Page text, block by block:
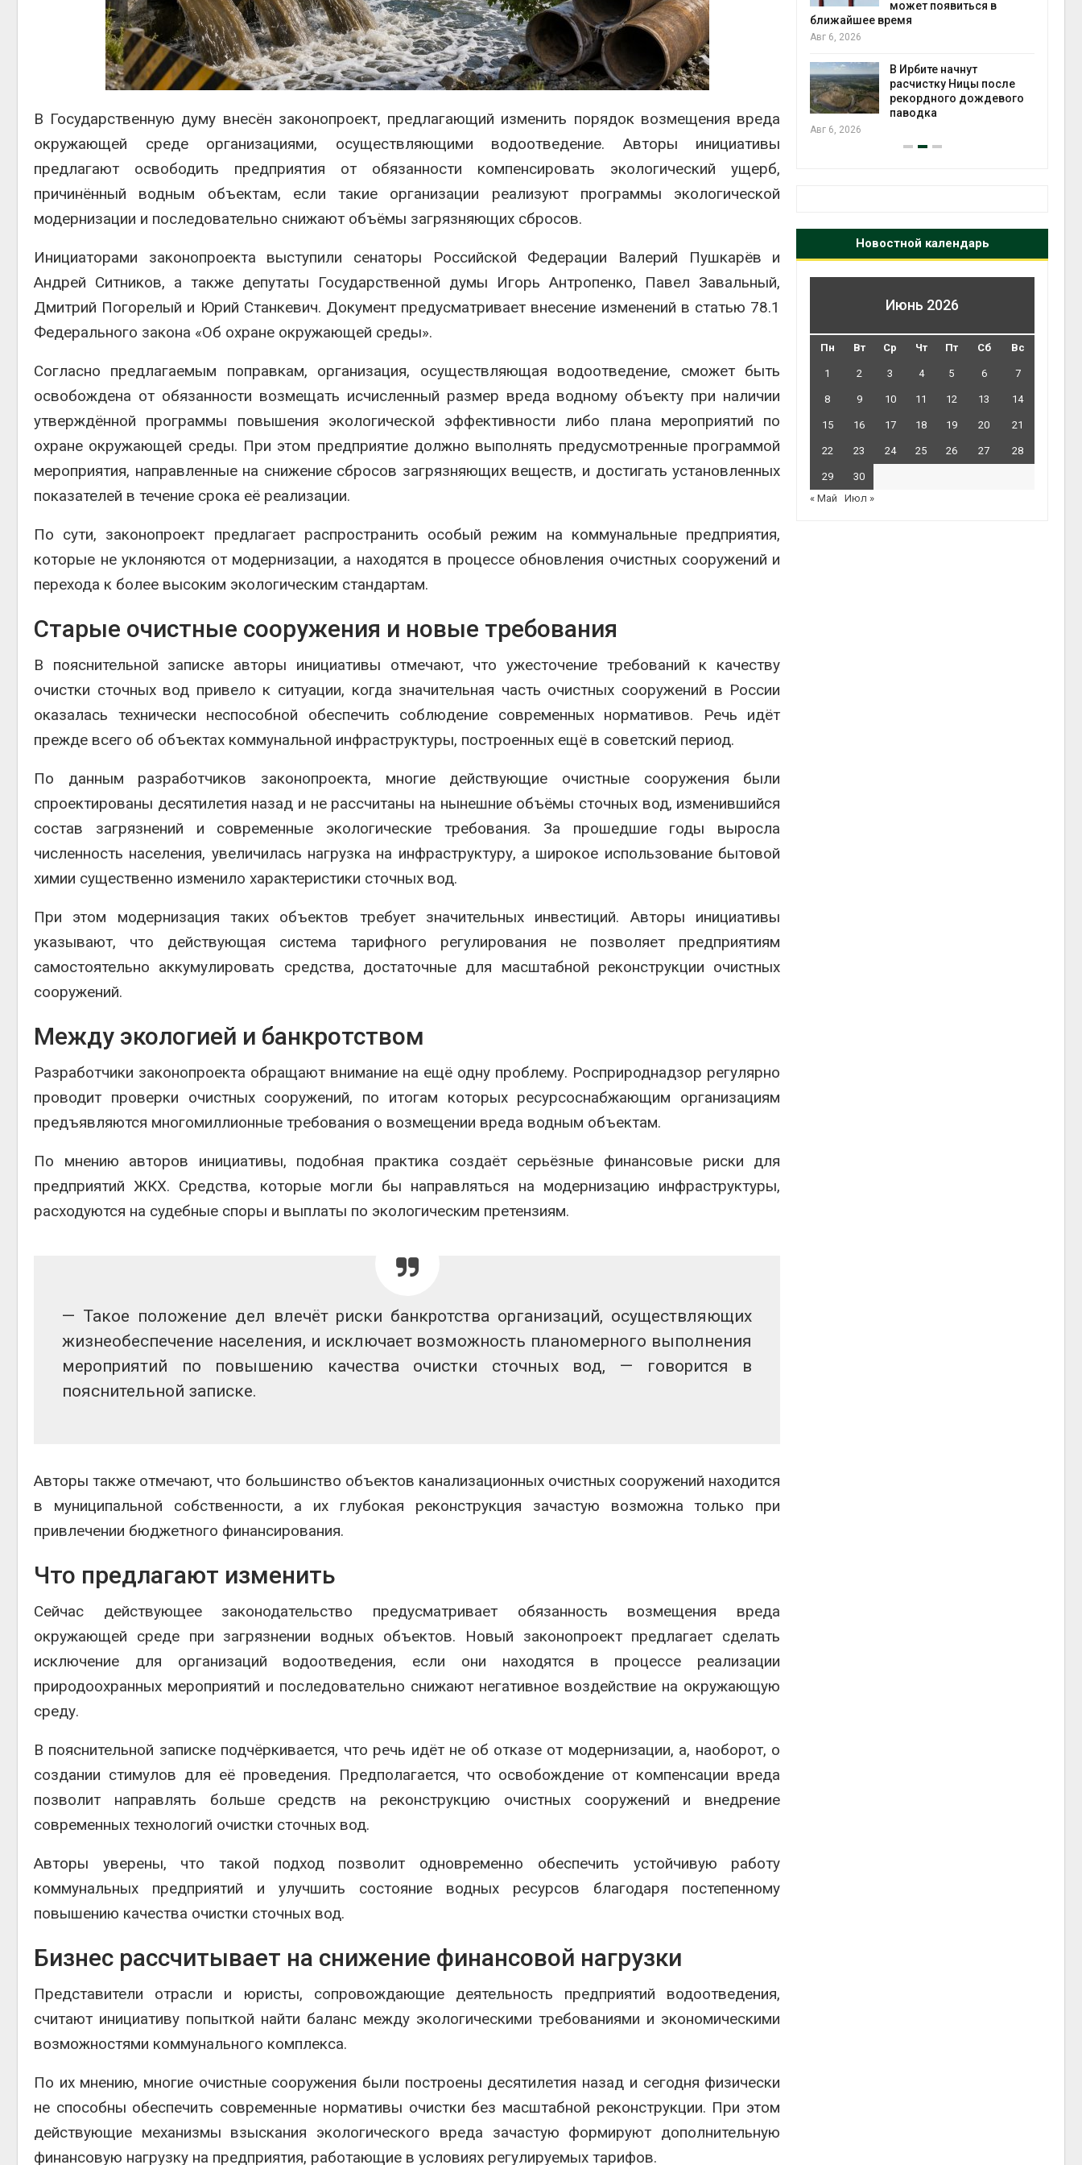
В Государственную думу внесён законопроект, предлагающий изменить порядок возмещения вреда
окружающей среде организациями, осуществляющими водоотведение. Авторы инициативы
предлагают освободить предприятия от обязанности компенсировать экологический ущерб,
причинённый водным объектам, если такие организации реализуют программы экологической
модернизации и последовательно снижают объёмы загрязняющих сбросов.
Инициаторами законопроекта выступили сенаторы Российской Федерации Валерий Пушкарёв и
Андрей Ситников, а также депутаты Государственной думы Игорь Антропенко, Павел Завальный,
Дмитрий Погорелый и Юрий Станкевич. Документ предусматривает внесение изменений в статью 78.1
Федерального закона «Об охране окружающей среды».
Согласно предлагаемым поправкам, организация, осуществляющая водоотведение, сможет быть
освобождена от обязанности возмещать исчисленный размер вреда водному объекту при наличии
утверждённой программы повышения экологической эффективности либо плана мероприятий по
охране окружающей среды. При этом предприятие должно выполнять предусмотренные программой
мероприятия, направленные на снижение сбросов загрязняющих веществ, и достигать установленных
показателей в течение срока её реализации.
По сути, законопроект предлагает распространить особый режим на коммунальные предприятия,
которые не уклоняются от модернизации, а находятся в процессе обновления очистных сооружений и
перехода к более высоким экологическим стандартам.
Старые очистные сооружения и новые требования
В пояснительной записке авторы инициативы отмечают, что ужесточение требований к качеству
очистки сточных вод привело к ситуации, когда значительная часть очистных сооружений в России
оказалась технически неспособной обеспечить соблюдение современных нормативов. Речь идёт
прежде всего об объектах коммунальной инфраструктуры, построенных ещё в советский период.
По данным разработчиков законопроекта, многие действующие очистные сооружения были
спроектированы десятилетия назад и не рассчитаны на нынешние объёмы сточных вод, изменившийся
состав загрязнений и современные экологические требования. За прошедшие годы выросла
численность населения, увеличилась нагрузка на инфраструктуру, а широкое использование бытовой
химии существенно изменило характеристики сточных вод.
При этом модернизация таких объектов требует значительных инвестиций. Авторы инициативы
указывают, что действующая система тарифного регулирования не позволяет предприятиям
самостоятельно аккумулировать средства, достаточные для масштабной реконструкции очистных
сооружений.
Между экологией и банкротством
Разработчики законопроекта обращают внимание на ещё одну проблему. Росприроднадзор регулярно
проводит проверки очистных сооружений, по итогам которых ресурсоснабжающим организациям
предъявляются многомиллионные требования о возмещении вреда водным объектам.
По мнению авторов инициативы, подобная практика создаёт серьёзные финансовые риски для
предприятий ЖКХ. Средства, которые могли бы направляться на модернизацию инфраструктуры,
расходуются на судебные споры и выплаты по экологическим претензиям.
— Такое положение дел влечёт риски банкротства организаций, осуществляющих
жизнеобеспечение населения, и исключает возможность планомерного выполнения
мероприятий по повышению качества очистки сточных вод, — говорится в
пояснительной записке.
Авторы также отмечают, что большинство объектов канализационных очистных сооружений находится
в муниципальной собственности, а их глубокая реконструкция зачастую возможна только при
привлечении бюджетного финансирования.
Что предлагают изменить
Сейчас действующее законодательство предусматривает обязанность возмещения вреда
окружающей среде при загрязнении водных объектов. Новый законопроект предлагает сделать
исключение для организаций водоотведения, если они находятся в процессе реализации
природоохранных мероприятий и последовательно снижают негативное воздействие на окружающую
среду.
В пояснительной записке подчёркивается, что речь идёт не об отказе от модернизации, а, наоборот, о
создании стимулов для её проведения. Предполагается, что освобождение от компенсации вреда
позволит направлять больше средств на реконструкцию очистных сооружений и внедрение
современных технологий очистки сточных вод.
Авторы уверены, что такой подход позволит одновременно обеспечить устойчивую работу
коммунальных предприятий и улучшить состояние водных ресурсов благодаря постепенному
повышению качества очистки сточных вод.
Бизнес рассчитывает на снижение финансовой нагрузки
Представители отрасли и юристы, сопровождающие деятельность предприятий водоотведения,
считают инициативу попыткой найти баланс между экологическими требованиями и экономическими
возможностями коммунального комплекса.
По их мнению, многие очистные сооружения были построены десятилетия назад и сегодня физически
не способны обеспечить современные нормативы очистки без масштабной реконструкции. При этом
действующие механизмы взыскания экологического вреда зачастую формируют дополнительную
финансовую нагрузку на предприятия, работающие в условиях регулируемых тарифов.
Авг 5, 2026
Суд запретил
использовать
крокодилов для охраны
израильской тюрьмы
сентябре
Авг 6, 2026
Европа теряет всё
больше лесной
биомассы из-за засух,
Авг 6, 2026
может появиться в
ближайшее время
Авг 6, 2026
В Ирбите начнут
расчистку Ницы после
рекордного дождевого
паводка
Авг 6, 2026
Новостной календарь
Июнь 2026
Пн Вт Ср Чт Пт Сб Вс
1 2 3 4 5 6 7
8 9 10 11 12 13 14
15 16 17 18 19 20 21
22 23 24 25 26 27 28
29
30
« Май
Июл »